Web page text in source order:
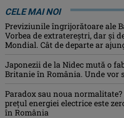
CELE MAI NOI
Previziunile îngrijorătoare ale
Vorbea de extratereștri, dar și
Mondial. Cât de departe ar
Japonezii de la Nidec mută o
Britanie în România. Unde vor
Paradox sau noua
prețul energiei electrice este
în România